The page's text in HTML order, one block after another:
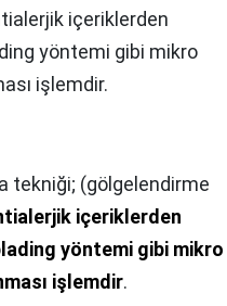
içeriklerden
yöntemi gibi mikro
işlemdir.
tekniği; (gölgelendirme
içeriklerden
yöntemi gibi mikro
işlemdir.